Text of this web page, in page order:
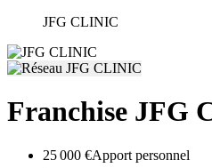
JFG CLINIC
Franchise JFG
25 000 €Apport personnel